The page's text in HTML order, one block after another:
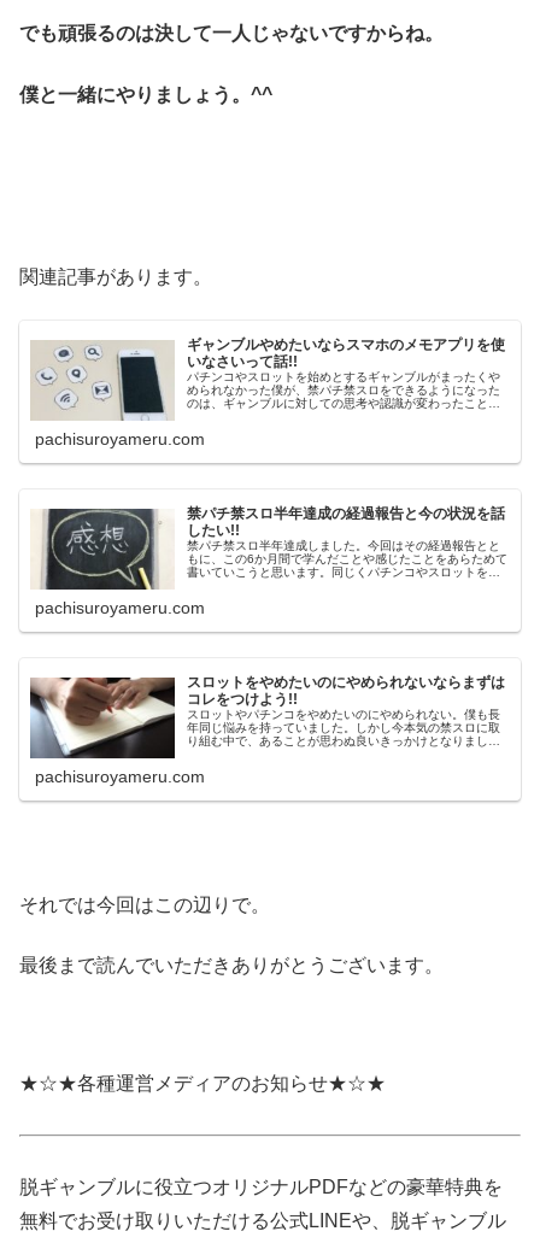
でも頑張るのは決して一人じゃないですからね。
僕と一緒にやりましょう。^^
関連記事があります。
ギャンブルやめたいならスマホのメモアプリを使
いなさいって話!!
パチンコやスロットを始めとするギャンブルがまったくや
められなかった僕が、禁パチ禁スロをできるようになった
のは、ギャンブルに対しての思考や認識が変わったことが
pachisuroyameru.com
禁パチ禁スロ半年達成の経過報告と今の状況を話
したい!!
禁パチ禁スロ半年達成しました。今回はその経過報告とと
もに、この6か月間で学んだことや感じたことをあらためて
書いていこうと思います。同じくパチンコやスロットをや
pachisuroyameru.com
スロットをやめたいのにやめられないならまずは
コレをつけよう!!
スロットやパチンコをやめたいのにやめられない。僕も長
年同じ悩みを持っていました。しかし今本気の禁スロに取
り組む中で、あることが思わぬ良いきっかけとなりました
pachisuroyameru.com
それでは今回はこの辺りで。
最後まで読んでいただきありがとうございます。
★☆★各種運営メディアのお知らせ★☆★
脱ギャンブルに役立つオリジナルPDFなどの豪華特典を
無料でお受け取りいただける公式LINEや、脱ギャンブル